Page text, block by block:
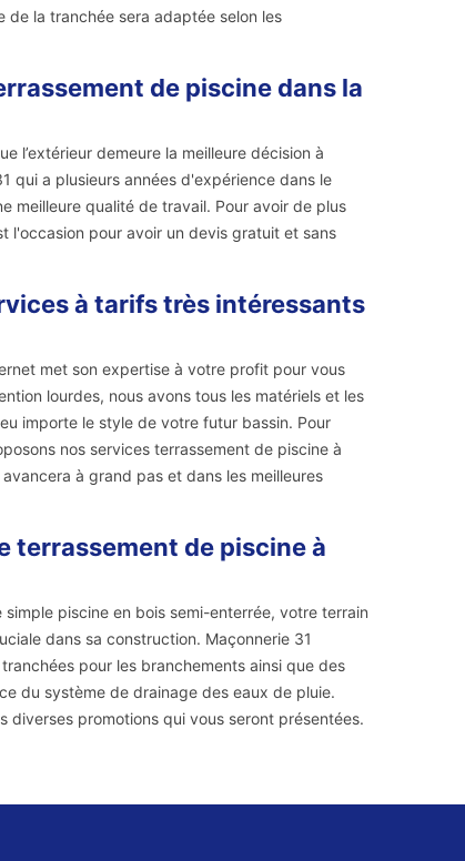
la tranchée sera adaptée selon les
de piscine dans la
l’extérieur demeure la meilleure décision à
qui a plusieurs années d'expérience dans le
meilleure qualité de travail. Pour avoir de plus
l'occasion pour avoir un devis gratuit et sans
à tarifs très intéressants
met son expertise à votre profit pour vous
lourdes, nous avons tous les matériels et les
importe le style de votre futur bassin. Pour
nos services terrassement de piscine à
à grand pas et dans les meilleures
terrassement de piscine à
piscine en bois semi-enterrée, votre terrain
dans sa construction. Maçonnerie 31
pour les branchements ainsi que des
du système de drainage des eaux de pluie.
promotions qui vous seront présentées.